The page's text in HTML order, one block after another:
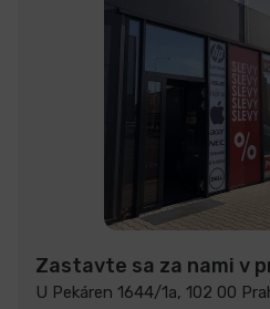
Zastavte sa za nami v
U Pekáren 1644/1a, 102 00